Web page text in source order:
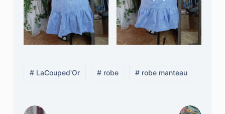
# LaCouped'Or # robe # robe manteau